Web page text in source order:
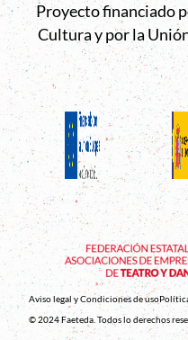
Proyecto financiado
Cultura y por la
Aviso legal y Condiciones de uso
© 2024 Faeteda. Todos lo derechos